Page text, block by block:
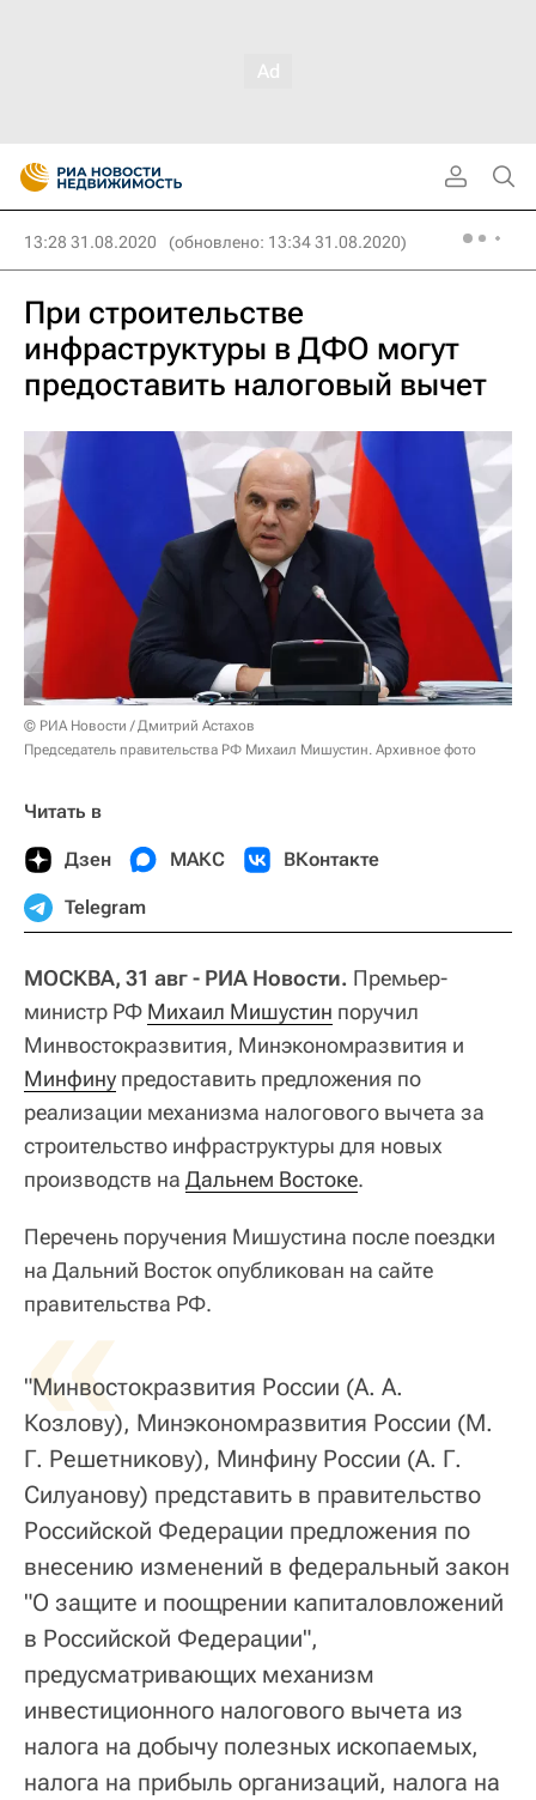
13:28 31.08.2020 (обновлено: 13:34 31.08.2020)
При строительстве
инфраструктуры в ДФО могут
предоставить налоговый вычет
© РИА Новости / Дмитрий Астахов
Председатель правительства РФ Михаил Мишустин. Архивное фото
Читать в
Дзен МАКС ВКонтакте
Telegram
МОСКВА, 31 авг - РИА Новости. Премьер-
министр РФ Михаил Мишустин поручил
Минвостокразвития, Минэкономразвития и
Минфину предоставить предложения по
реализации механизма налогового вычета за
строительство инфраструктуры для новых
производств на Дальнем Востоке.
Перечень поручения Мишустина после поездки
на Дальний Восток опубликован на сайте
правительства РФ.
«
"Минвостокразвития России (А. А.
Козлову), Минэкономразвития России (М.
Г. Решетникову), Минфину России (А. Г.
Силуанову) представить в правительство
Российской Федерации предложения по
внесению изменений в федеральный закон
"О защите и поощрении капиталовложений
в Российской Федерации",
предусматривающих механизм
инвестиционного налогового вычета из
налога на добычу полезных ископаемых,
налога на прибыль организаций, налога на